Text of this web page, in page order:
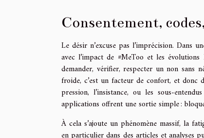
Consentement,
Le désir n’excuse pas l’imprécision. Dans
avec l’impact de #MeToo et les
demander, vérifier, respecter un non sans
froide, c’est un facteur de confort, et donc
pression, l’insistance, ou les sous-
applications offrent une sortie simple :
À cela s’ajoute un phénomène massif, la